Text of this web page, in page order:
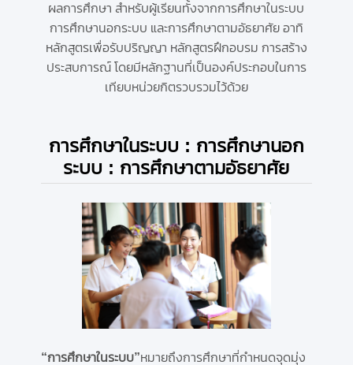
ผลการศึกษา สำหรับผู้เรียนทั้งจากการศึกษาในระบบ
การศึกษานอกระบบ และการศึกษาตามอัธยาศัย อาทิ
หลักสูตรเพื่อรับปริญญา หลักสูตรฝึกอบรม การสร้าง
ประสบการณ์ โดยมีหลักฐานที่เป็นองค์ประกอบในการ
เทียบหน่วยกิตรวบรวมไว้ด้วย
การศึกษาในระบบ : การศึกษานอก
ระบบ : การศึกษาตามอัธยาศัย
“การศึกษาในระบบ”หมายถึงการศึกษาที่กำหนดจุดมุ่ง